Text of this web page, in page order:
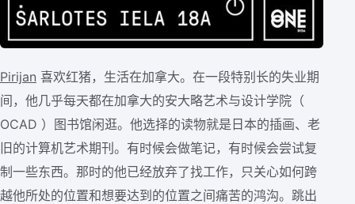
Pirijan 喜欢红猪，生活在加拿大。在一段特别长的失业期
间，他几乎每天都在加拿大的安大略艺术与设计学院（
OCAD ）图书馆闲逛。他选择的读物就是日本的插画、老
旧的计算机艺术期刊。有时候会做笔记，有时候会尝试复
制一些东西。那时的他已经放弃了找工作，只关心如何跨
越他所处的位置和想要达到的位置之间痛苦的鸿沟。跳出